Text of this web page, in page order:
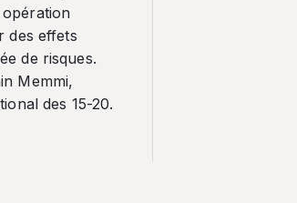
des effets
de risques.
Memmi,
des 15-20.